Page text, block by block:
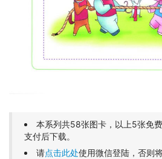
本系列共58张图卡，以上5张免
支付后下载。
请点击此处使用微信登陆，否则